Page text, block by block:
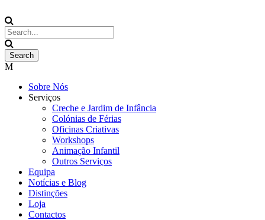
Sobre Nós
Serviços
Creche e Jardim de Infância
Colónias de Férias
Oficinas Criativas
Workshops
Animação Infantil
Outros Serviços
Equipa
Notícias e Blog
Distinções
Loja
Contactos